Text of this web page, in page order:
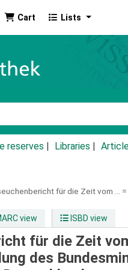
Cart Lists
reserves Libraries
für die Zeit vom ... =
view ISBD view
für die Zeit
des